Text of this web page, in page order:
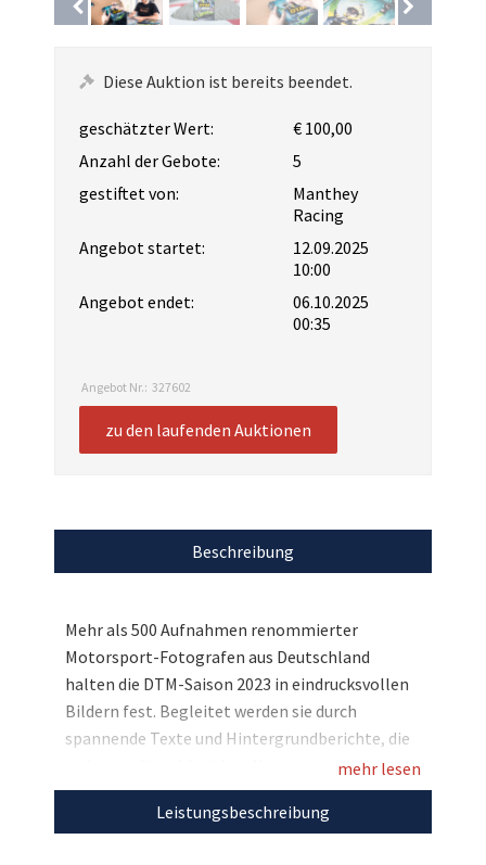
Diese Auktion ist bereits beendet.
geschätzter Wert:
€ 100,00
Anzahl der Gebote:
5
gestiftet von:
Manthey
Racing
Angebot startet:
12.09.2025
10:00
Angebot endet:
06.10.2025
00:35
Angebot Nr.: 327602
zu den laufenden Auktionen
Beschreibung
Mehr als 500 Aufnahmen renommierter
Motorsport-Fotografen aus Deutschland
halten die DTM-Saison 2023 in eindrucksvollen
Bildern fest. Begleitet werden sie durch
spannende Texte und Hintergrundberichte, die
nicht nur die zahlreichen Neuerungen der
Traditionsserie beleuchten, sondern auch die
sportlichen Highlights hervorheben – allen
mehr lesen
Leistungsbeschreibung